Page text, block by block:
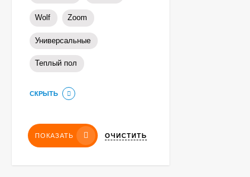
Wolf Zoom
Универсальные
Теплый пол
СКРЫТЬ
ПОКАЗАТЬ ОЧИСТИТЬ